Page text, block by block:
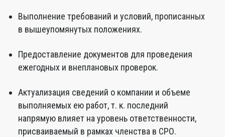
Выполнение требований и условий, прописанных
в вышеупомянутых положениях.
Предоставление документов для проведения
ежегодных и внеплановых проверок.
Актуализация сведений о компании и объеме
выполняемых ею работ, т. к. последний
напрямую влияет на уровень ответственности,
присваиваемый в рамках членства в СРО.